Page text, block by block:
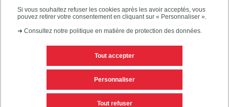
Si vous souhaitez refuser les cookies après les avoir acceptés, vous
pouvez retirer votre consentement en cliquant sur « Personnaliser ».
➜ Consultez notre politique en matière de protection des données.
Tout accepter
Tout refuser
Personnaliser
Mentions légales
Personnaliser les cookies Plan du site